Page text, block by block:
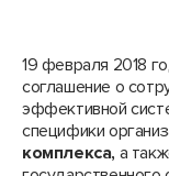
19 февраля 2018
соглашение о
эффективной
специфики
комплекса, а